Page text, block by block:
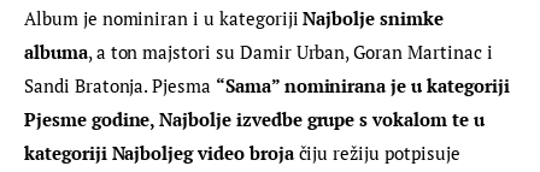
Album je nominiran i u kategoriji Najbolje snimke
albuma, a ton majstori su Damir Urban, Goran Martinac i
Sandi Bratonja. Pjesma “Sama” nominirana je u kategoriji
Pjesme godine, Najbolje izvedbe grupe s vokalom te u
kategoriji Najboljeg video broja čiju režiju potpisuje